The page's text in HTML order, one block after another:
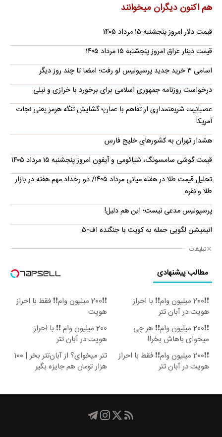
هم اکنون دیگران میخوانند
قیمت دلار امروز پنجشنبه ۱۵ مرداد ۱۴۰۵
قیمت دینار عراق امروز پنجشنبه ۱۵ مرداد ۱۴۰۵
اسامی ۳ خرید جدید پرسپولیس لو رفت؛ امضا تا چند روز دیگر
درخواست روزنامه جمهوری اسلامی برای برخورد با خرازی و نیلی
عصبانیت شریعتمداری از تفاهم با عمان؛ گشایش تنگه هرمز یعنی نجات
آمریکا
هشدار تهران به کشورهای خلیج فارس
قیمت گوشی سامسونگ، شیائومی و آیفون امروز پنجشنبه ۱۵ مرداد ۱۴۰۵
تحلیل قیمت طلا در هفته میانی مرداد ۱۴۰۵/ دو رخداد مهم هفته در بازار
طلا و نقره
پرسپولیس مدعی نیست؛ این هم دلیل!
انیمیشن لگویی حمله به کویت با جنگنده اف-۵
تبلیغات
مطالب پیشنهادی
❗❗200 میلیون وام❗❗ با احراز
هویت در آبان تتر
❗❗200 میلیون وام❗❗ فقط با احراز
هویت
❗❗200 میلیون وام❗❗ هر چی
میخوای باهاش بخر!!
200 میلیون وام ❗❗ با احراز
هویت در آبان تتر
❗❗200 میلیون وام❗❗ فقط با احراز
هویت در آبان تتر
تتر میخوای؟ از آبان‌تتر بخر | 100
هزار تومان هم جایزه بگیر